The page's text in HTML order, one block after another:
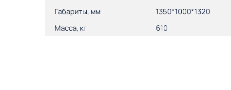
Габариты, мм
1350*1000*1320
Масса, кг
610